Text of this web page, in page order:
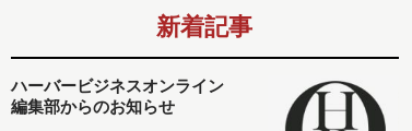
新着記事
ハーバービジネスオンライン
編集部からのお知らせ